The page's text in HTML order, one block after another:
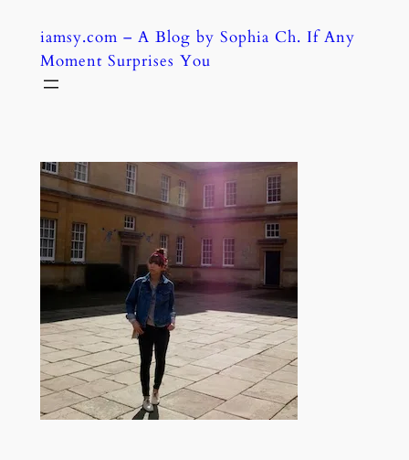
content
iamsy.com – A Blog by Sophia Ch. If Any
Moment Surprises You